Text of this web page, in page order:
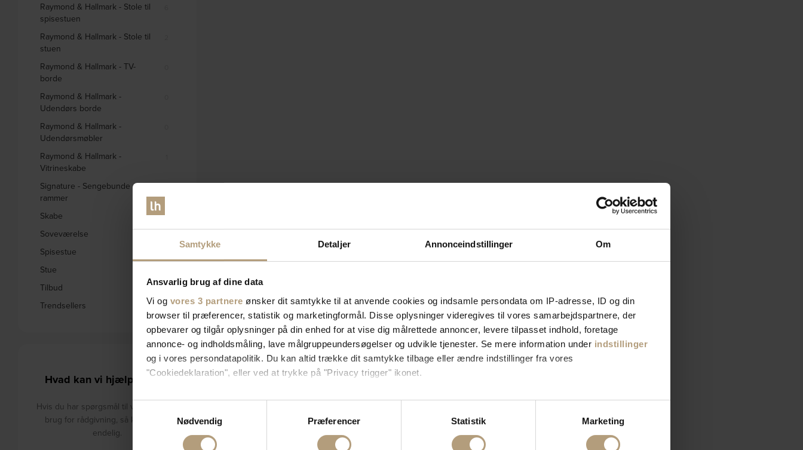
Samtykke Detaljer Annonceindstillinger Om
Ansvarlig brug af dine data
Vi og vores 3 partnere ønsker dit samtykke til at anvende cookies og indsamle persondata om IP-adresse, ID og din
browser til præferencer, statistik og marketingformål. Disse oplysninger videregives til vores samarbejdspartnere, der
opbevarer og tilgår oplysninger på din enhed for at vise dig målrettede annoncer, levere tilpasset indhold, foretage
annonce- og indholdsmåling, lave målgruppeundersøgelser og udvikle tjenester. Se mere information under indstillinger
og i vores persondatapolitik. Du kan altid trække dit samtykke tilbage eller ændre indstillinger fra vores
"Cookiedeklaration", eller ved at trykke på "Privacy trigger" ikonet.
Hvis du tillader det, vil vi også gerne:
Indsamle præcise oplysninger om din placering, der kan være nøjagtig inden for få meter
Identificere din enhed baseret på en scanning af dens unikke karakteristika (fingerprinting)
Dine valg anvendes på hele websitet.
Samtykkevalg
Nødvendig
Præferencer Statistik Marketing
Raymond & Hallmark - Stole til
spisestuen
Raymond & Hallmark - Stole til
stuen
Raymond & Hallmark - TV-
borde
Raymond & Hallmark -
Udendørs borde
Raymond & Hallmark -
Udendørsmøbler
Raymond & Hallmark -
Vitrineskabe
Signature - Sengebunde og
rammer
Skabe 332
Soveværelse
Spisestue
Stue
Tilbud 1846
Trendsellers 572
Hvad kan vi hjælpe med?
Hvis du har spørgsmål til varerne eller
brug for rådgivning, så kontakt os
endelig.